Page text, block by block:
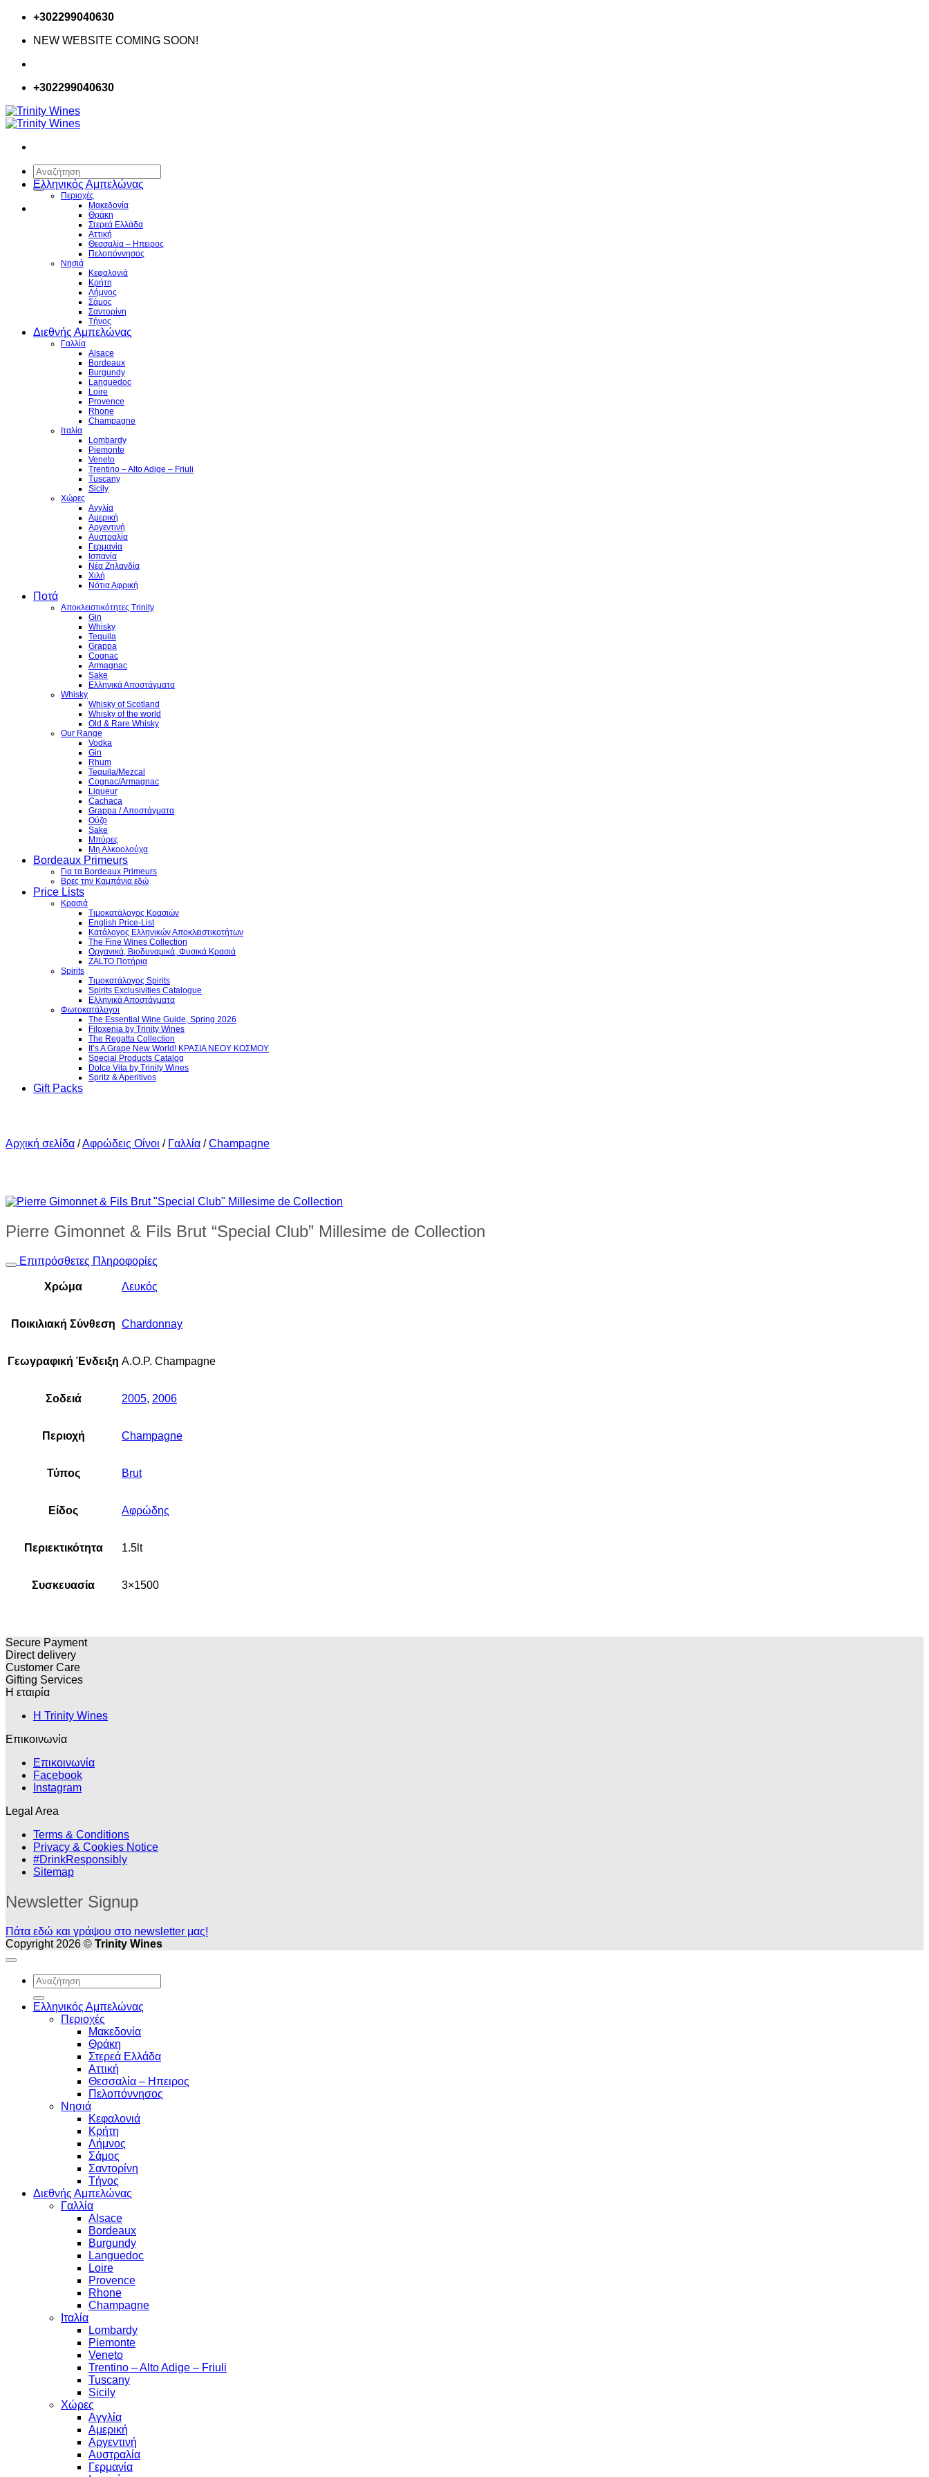
Μετάβαση
περιεχόμενο
+302299040630
NEW WEBSITE COMING SOON!
+302299040630
Αναζήτηση
για:
Ελληνικός Αμπελώνας
Περιοχές
Μακεδονία
Θράκη
Στερεά Ελλάδα
Αττική
Θεσσαλία – Hπειρος
Πελοπόννησος
Νησιά
Κεφαλονιά
Κρήτη
Λήμνος
Σάμος
Σαντορίνη
Τήνος
Διεθνής Αμπελώνας
Γαλλία
Alsace
Bordeaux
Burgundy
Languedoc
Loire
Provence
Rhone
Champagne
Ιταλία
Lombardy
Piemonte
Veneto
Trentino – Alto Adige – Friuli
Tuscany
Sicily
Χώρες
Αγγλία
Αμερική
Αργεντινή
Αυστραλία
Γερμανία
Ισπανία
Νέα Ζηλανδία
Χιλή
Νότια Αφρική
Ποτά
Αποκλειστικότητες Trinity
Gin
Whisky
Tequila
Grappa
Cognac
Armagnac
Sake
Ελληνικά Αποστάγματα
Whisky
Whisky of Scotland
Whisky of the world
Old & Rare Whisky
Our Range
Vodka
Gin
Rhum
Tequila/Mezcal
Cognac/Armagnac
Liqueur
Cachaca
Grappa / Αποστάγματα
Ούζο
Sake
Μπύρες
Μη Αλκοολούχα
Bordeaux Primeurs
Για τα Bordeaux Primeurs
Βρες την Καμπάνια εδώ
Price Lists
Κρασιά
Τιμοκατάλογος Κρασιών
English Price-List
Κατάλογος Ελληνικών Αποκλειστικοτήτων
The Fine Wines Collection
Οργανικά, Βιοδυναμικά, Φυσικά Κρασιά
ZALTO Ποτήρια
Spirits
Τιμοκατάλογος Spirits
Spirits Exclusivities Catalogue
Ελληνικά Αποστάγματα
Φωτοκατάλογοι
The Essential Wine Guide, Spring 2026
Filoxenia by Trinity Wines
The Regatta Collection
It’s A Grape New World! ΚΡΑΣΙΑ ΝΕΟΥ ΚΟΣΜΟΥ
Special Products Catalog
Dolce Vita by Trinity Wines
Spritz & Aperitivos
Gift Packs
Αρχική σελίδα /Αφρώδεις Οίνοι / Γαλλία / Champagne
Pierre Gimonnet & Fils Brut “Special Club” Millesime de Collection
Επιπρόσθετες Πληροφορίες
Χρώμα Λευκός
Ποικιλιακή Σύνθεση Chardonnay
Γεωγραφική Ένδειξη A.O.P. Champagne
Σοδειά 2005, 2006
Περιοχή Champagne
Τύπος Brut
Είδος Αφρώδης
Περιεκτικότητα 1.5lt
Συσκευασία 3×1500
Secure Payment
Direct delivery
Customer Care
Gifting Services
Η εταιρία
H Trinity Wines
Επικοινωνία
Επικοινωνία
Facebook
Instagram
Legal Area
Terms & Conditions
Privacy & Cookies Notice
#DrinkResponsibly
Sitemap
Newsletter Signup
Πάτα εδώ και γράψου στο newsletter μας!
Copyright 2026 © Trinity Wines
Αναζήτηση
για:
Ελληνικός Αμπελώνας
Περιοχές
Μακεδονία
Θράκη
Στερεά Ελλάδα
Αττική
Θεσσαλία – Hπειρος
Πελοπόννησος
Νησιά
Κεφαλονιά
Κρήτη
Λήμνος
Σάμος
Σαντορίνη
Τήνος
Διεθνής Αμπελώνας
Γαλλία
Alsace
Bordeaux
Burgundy
Languedoc
Loire
Provence
Rhone
Champagne
Ιταλία
Lombardy
Piemonte
Veneto
Trentino – Alto Adige – Friuli
Tuscany
Sicily
Χώρες
Αγγλία
Αμερική
Αργεντινή
Αυστραλία
Γερμανία